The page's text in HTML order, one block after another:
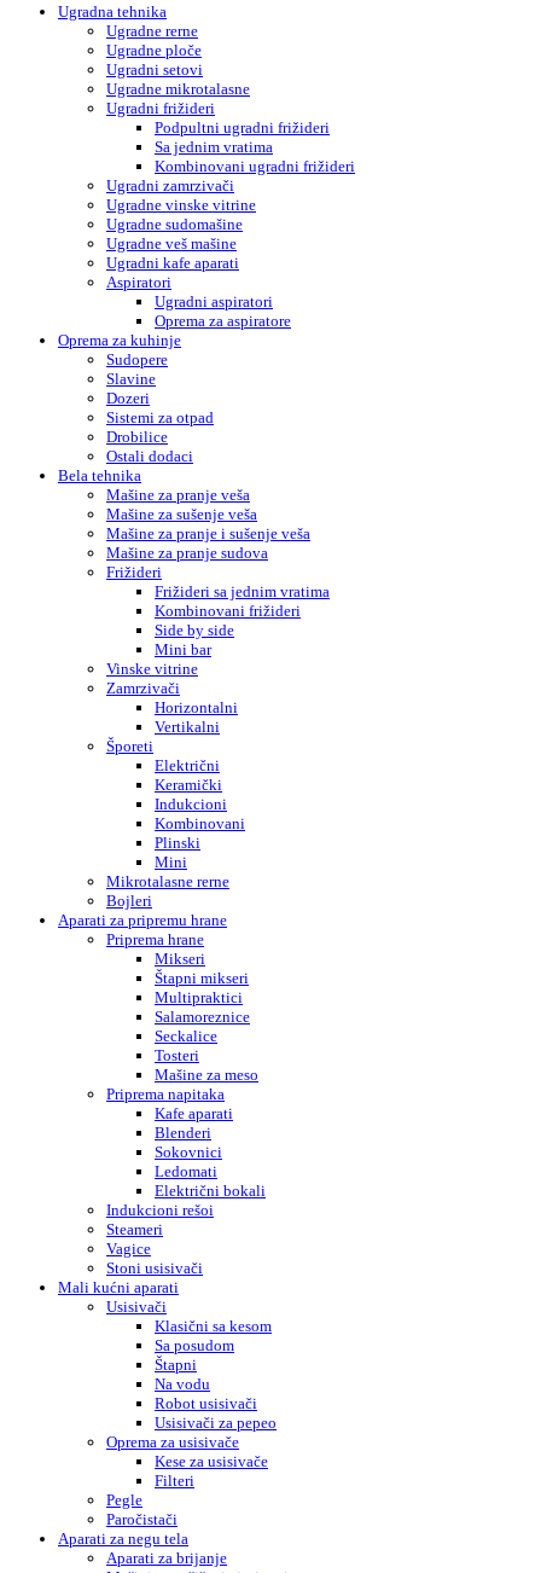
Ugradna tehnika
Ugradne rerne
Ugradne ploče
Ugradni setovi
Ugradne mikrotalasne
Ugradni frižideri
Podpultni ugradni frižideri
Sa jednim vratima
Kombinovani ugradni frižideri
Ugradni zamrzivači
Ugradne vinske vitrine
Ugradne sudomašine
Ugradne veš mašine
Ugradni kafe aparati
Aspiratori
Ugradni aspiratori
Oprema za aspiratore
Oprema za kuhinje
Sudopere
Slavine
Dozeri
Sistemi za otpad
Drobilice
Ostali dodaci
Bela tehnika
Mašine za pranje veša
Mašine za sušenje veša
Mašine za pranje i sušenje veša
Mašine za pranje sudova
Frižideri
Frižideri sa jednim vratima
Kombinovani frižideri
Side by side
Mini bar
Vinske vitrine
Zamrzivači
Horizontalni
Vertikalni
Šporeti
Električni
Keramički
Indukcioni
Kombinovani
Plinski
Mini
Mikrotalasne rerne
Bojleri
Aparati za pripremu hrane
Priprema hrane
Mikseri
Štapni mikseri
Multipraktici
Salamoreznice
Seckalice
Tosteri
Mašine za meso
Priprema napitaka
Kafe aparati
Blenderi
Sokovnici
Ledomati
Električni bokali
Indukcioni rešoi
Steameri
Vagice
Stoni usisivači
Mali kućni aparati
Usisivači
Klasični sa kesom
Sa posudom
Štapni
Na vodu
Robot usisivači
Usisivači za pepeo
Oprema za usisivače
Kese za usisivače
Filteri
Pegle
Paročistači
Aparati za negu tela
Aparati za brijanje